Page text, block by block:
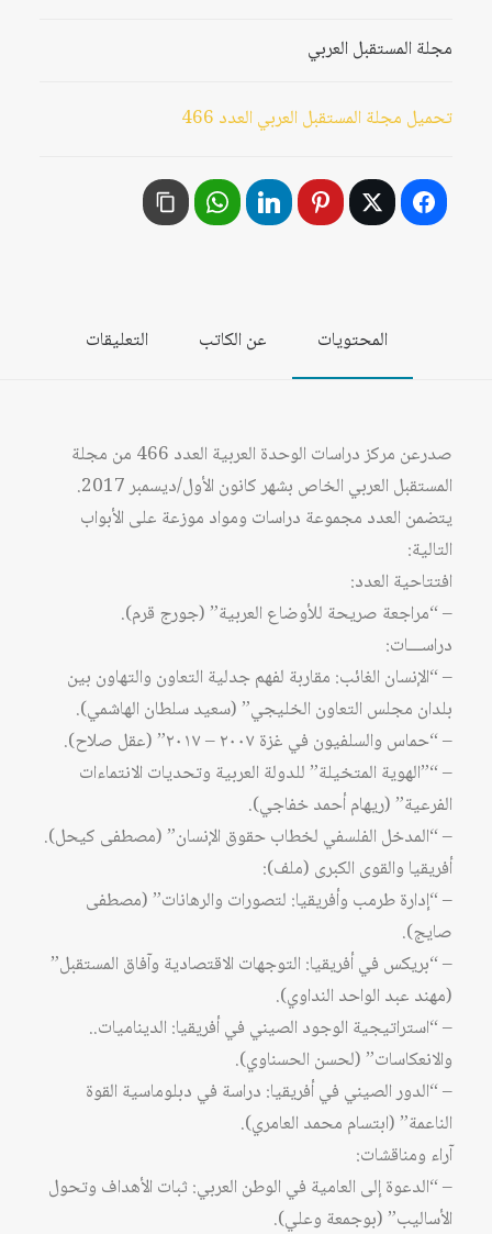
مجلة المستقبل العربي
تحميل مجلة المستقبل العربي العدد 466
المحتويات عن الكاتب التعليقات
صدرعن مركز دراسات الوحدة العربية العدد 466 من مجلة
المستقبل العربي الخاص بشهر كانون الأول/ديسمبر 2017.
يتضمن العدد مجموعة دراسات ومواد موزعة على الأبواب
التالية:
افتتاحية العدد:
– “مراجعة صريحة للأوضاع العربية” (جورج قرم).
دراســـات:
– “الإنسان الغائب: مقاربة لفهم جدلية التعاون والتهاون بين
بلدان مجلس التعاون الخليجي” (سعيد سلطان الهاشمي).
– “حماس والسلفيون في غزة ٢٠٠٧ – ٢٠١٧” (عقل صلاح).
– “”الهوية المتخيلة” للدولة العربية وتحديات الانتماءات
الفرعية” (ريهام أحمد خفاجي).
– “المدخل الفلسفي لخطاب حقوق الإنسان” (مصطفى كيحل).
أفريقيا والقوى الكبرى (ملف):
– “إدارة طرمب وأفريقيا: لتصورات والرهانات” (مصطفى
صايج).
– “بريكس في أفريقيا: التوجهات الاقتصادية وآفاق المستقبل”
(مهند عبد الواحد النداوي).
– “استراتيجية الوجود الصيني في أفريقيا: الديناميات..
والانعكاسات” (لحسن الحسناوي).
– “الدور الصيني في أفريقيا: دراسة في دبلوماسية القوة
الناعمة” (ابتسام محمد العامري).
آراء ومناقشات:
– “الدعوة إلى العامية في الوطن العربي: ثبات الأهداف وتحول
الأساليب” (بوجمعة وعلي).